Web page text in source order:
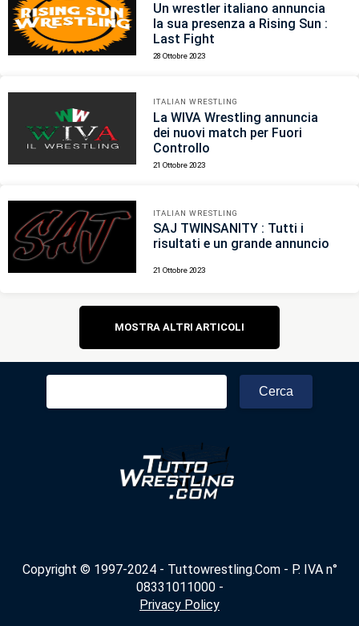
Un wrestler italiano annuncia
la sua presenza a Rising Sun :
Last Fight
28 Ottobre 2023
ITALIAN WRESTLING
La WIVA Wrestling annuncia
dei nuovi match per Fuori
Controllo
21 Ottobre 2023
ITALIAN WRESTLING
SAJ TWINSANITY : Tutti i
risultati e un grande annuncio
21 Ottobre 2023
Navigazione
articoli
MOSTRA ALTRI ARTICOLI
Ricerca
Copyright © 1997-2024 - Tuttowrestling.Com - P. IVA n°
08331011000 -
Privacy Policy